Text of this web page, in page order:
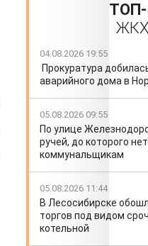
ЖКХ
04.08.2026 19:55
Прокуратура
аварийного дома в
05.08.2026 09:55
По улице
ручей, до которого
коммунальщикам
05.08.2026 11:44
В Лесосибирске
торгов под видом
котельной